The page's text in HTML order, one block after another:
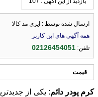
ارسال شده توسط : ایزی مد کالا
همه آگهی های این کاربر
تلفن:02126454051
قیمت
کرم پودر دائم: یکی از